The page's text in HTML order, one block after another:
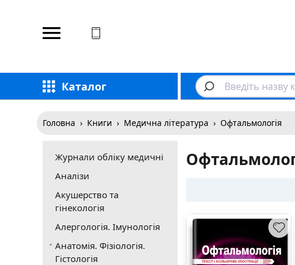
Каталог
Головна › Книги › Медична література › Офтальмологія
Журнали обліку медичні
Аналізи
Акушерство та
гінекологія
Алергологія. Імунологія
Анатомія. Фізіологія.
Гістологія